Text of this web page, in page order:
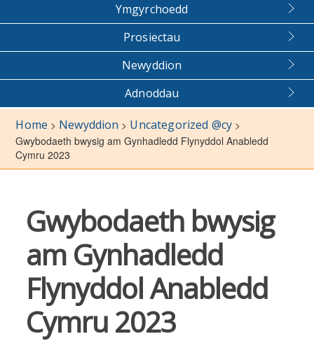
Ymgyrchoedd
Prosiectau
Newyddion
Adnoddau
Home > Newyddion > Uncategorized @cy >
Gwybodaeth bwysig am Gynhadledd Flynyddol Anabledd
Cymru 2023
Gwybodaeth bwysig
am Gynhadledd
Flynyddol Anabledd
Cymru 2023